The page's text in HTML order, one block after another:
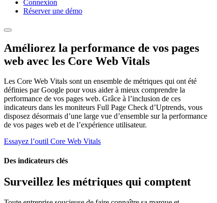
Connexion
Réserver une démo
Améliorez la performance de vos pages
web avec les Core Web Vitals
Les Core Web Vitals sont un ensemble de métriques qui ont été
définies par Google pour vous aider à mieux comprendre la
performance de vos pages web. Grâce à l’inclusion de ces
indicateurs dans les moniteurs Full Page Check d’Uptrends, vous
disposez désormais d’une large vue d’ensemble sur la performance
de vos pages web et de l’expérience utilisateur.
Essayez l’outil Core Web Vitals
Des indicateurs clés
Surveillez les métriques qui comptent